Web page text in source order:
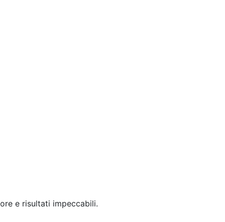
e risultati impeccabili.